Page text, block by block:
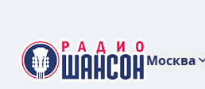
Москва